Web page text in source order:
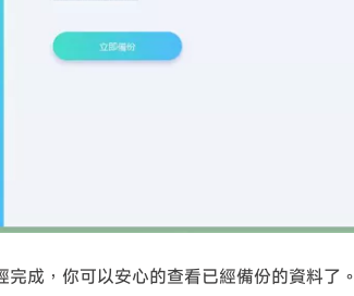
完成，你可以安心的查看已經備份的資料了。